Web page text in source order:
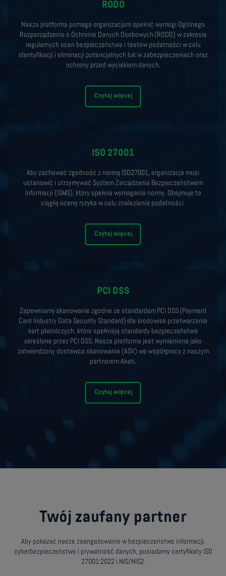
RODO
Nasza platforma pomaga organizacjom spełnić wymogi Ogólnego
Rozporządzenia o Ochronie Danych Osobowych (RODO) w zakresie
regularnych ocen bezpieczeństwa i testów podatności w celu
identyfikacji i eliminacji potencjalnych luk w zabezpieczeniach oraz
ochrony przed wyciekiem danych.
Czytaj więcej
ISO 27001
Aby zachować zgodność z normą ISO27001, organizacja musi
ustanowić i utrzymywać System Zarządzania Bezpieczeństwem
Informacji (ISMS), który spełnia wymagania normy. Obejmuje to
ciągłą ocenę ryzyka w celu znalezienia podatności.
Czytaj więcej
PCI DSS
Zapewniamy skanowanie zgodne ze standardem PCI DSS (Payment
Card Industry Data Security Standard) dla środowisk przetwarzania
kart płatniczych, które spełniają standardy bezpieczeństwa
określone przez PCI DSS. Nasza platforma jest wymieniona jako
zatwierdzony dostawca skanowania (ASV) we współpracy z naszym
partnerem Akati.
Czytaj więcej
Twój zaufany partner
Aby pokazać nasze zaangażowanie w bezpieczeństwo informacji,
cyberbezpieczeństwo i prywatność danych, posiadamy certyfikaty ISO
27001:2022 i NIS/NIS2.